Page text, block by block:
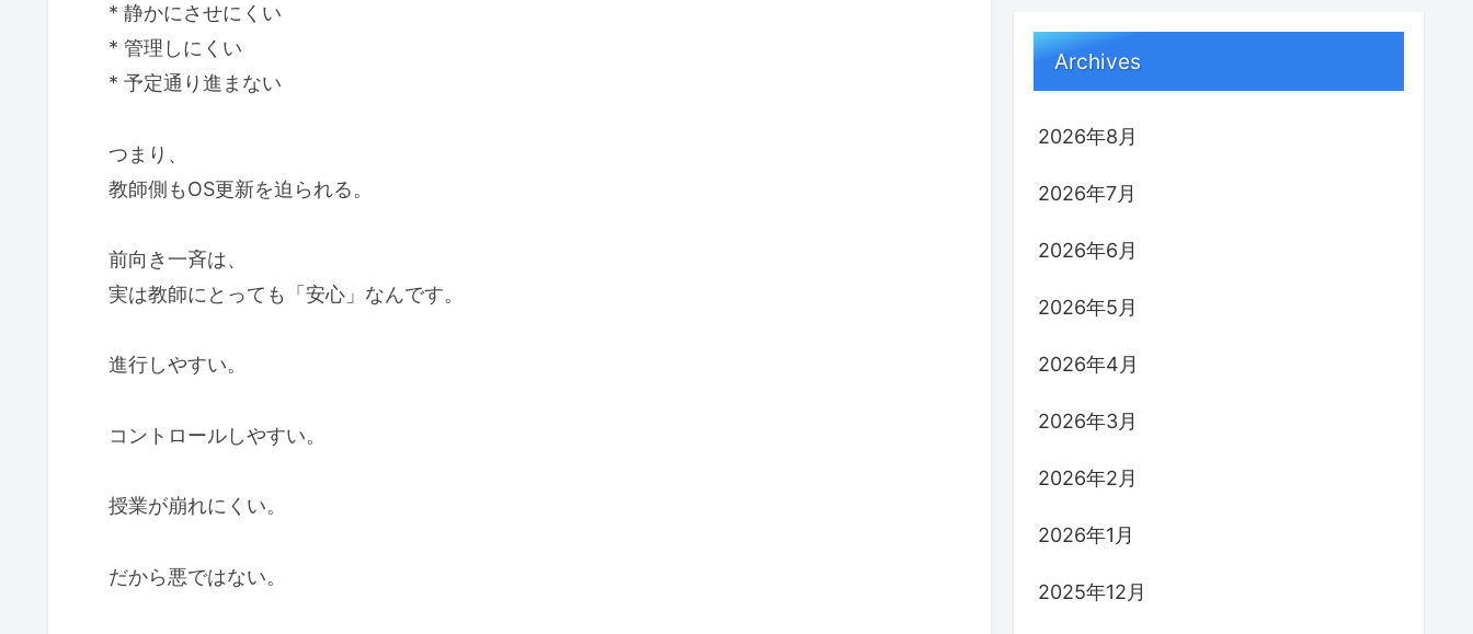
* 静かにさせにくい
* 管理しにくい
* 予定通り進まない
つまり、
教師側もOS更新を迫られる。
前向き一斉は、
実は教師にとっても「安心」なんです。
進行しやすい。
コントロールしやすい。
授業が崩れにくい。
だから悪ではない。
Archives
2026年8月
2026年7月
2026年6月
2026年5月
2026年4月
2026年3月
2026年2月
2026年1月
2025年12月